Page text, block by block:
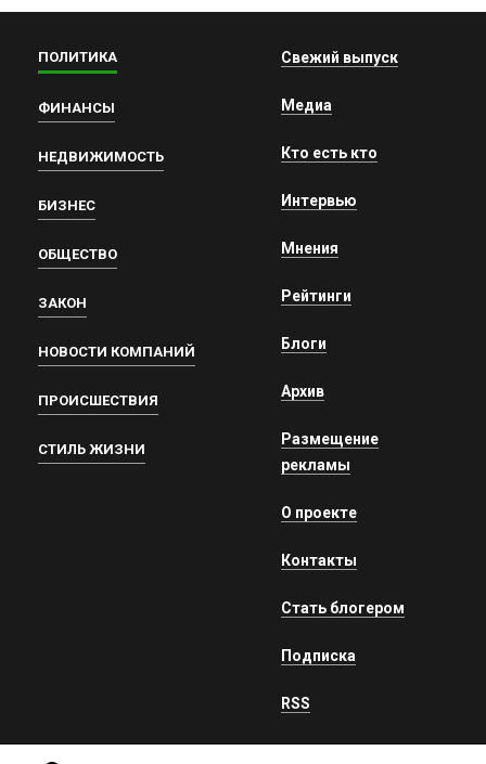
ПОЛИТИКА
ФИНАНСЫ
НЕДВИЖИМОСТЬ
БИЗНЕС
ОБЩЕСТВО
ЗАКОН
НОВОСТИ КОМПАНИЙ
ПРОИСШЕСТВИЯ
СТИЛЬ ЖИЗНИ
Свежий выпуск
Медиа
Кто есть кто
Интервью
Мнения
Рейтинги
Блоги
Архив
Размещение
рекламы
О проекте
Контакты
Стать блогером
Подписка
RSS